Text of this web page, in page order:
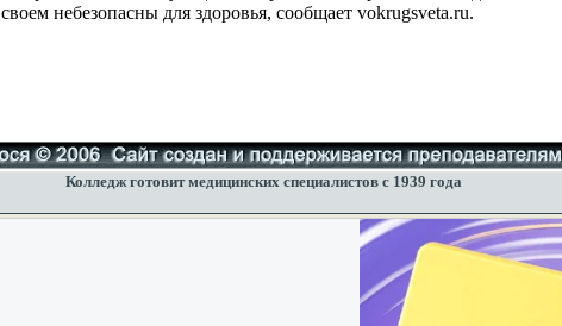
своем небезопасны для здоровья, сообщает vokrugsveta.ru.
Колледж готовит медицинских специалистов с 1939 года